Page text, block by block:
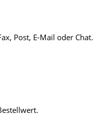
Post, E-Mail oder Chat.